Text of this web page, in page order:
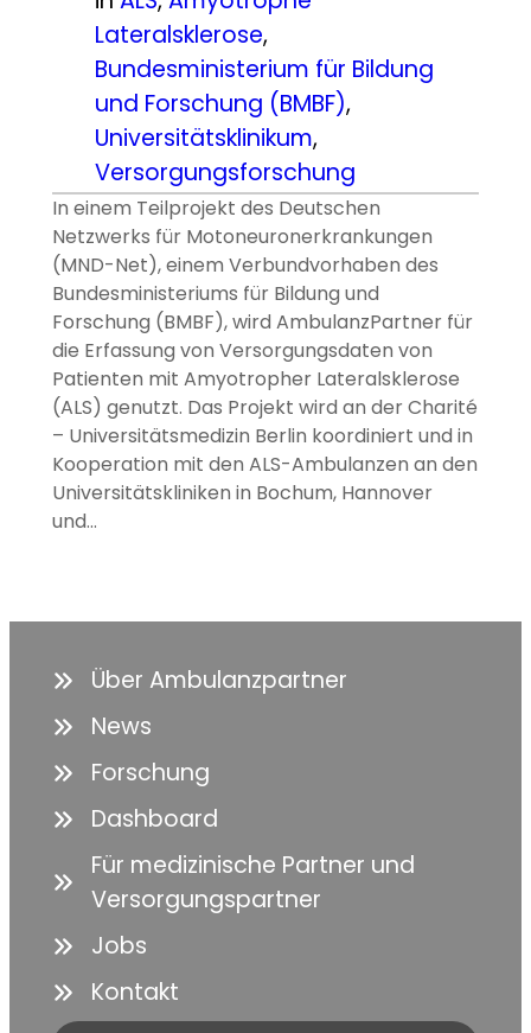
Lateralsklerose
Bundesministerium für Bildung
und Forschung (BMBF)
Universitätsklinikum
Versorgungsforschung
In einem Teilprojekt des Deutschen
Netzwerks für Motoneuronerkrankungen
(MND-Net), einem Verbundvorhaben des
Bundesministeriums für Bildung und
Forschung (BMBF), wird AmbulanzPartner für
die Erfassung von Versorgungsdaten von
Patienten mit Amyotropher Lateralsklerose
(ALS) genutzt. Das Projekt wird an der Charité
– Universitätsmedizin Berlin koordiniert und in
Kooperation mit den ALS-Ambulanzen an den
Universitätskliniken in Bochum, Hannover
und…
Über Ambulanzpartner
News
Forschung
Dashboard
Für medizinische Partner und
Versorgungspartner
Jobs
Kontakt